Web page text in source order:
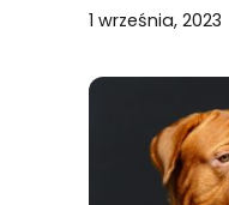
1 września, 2023